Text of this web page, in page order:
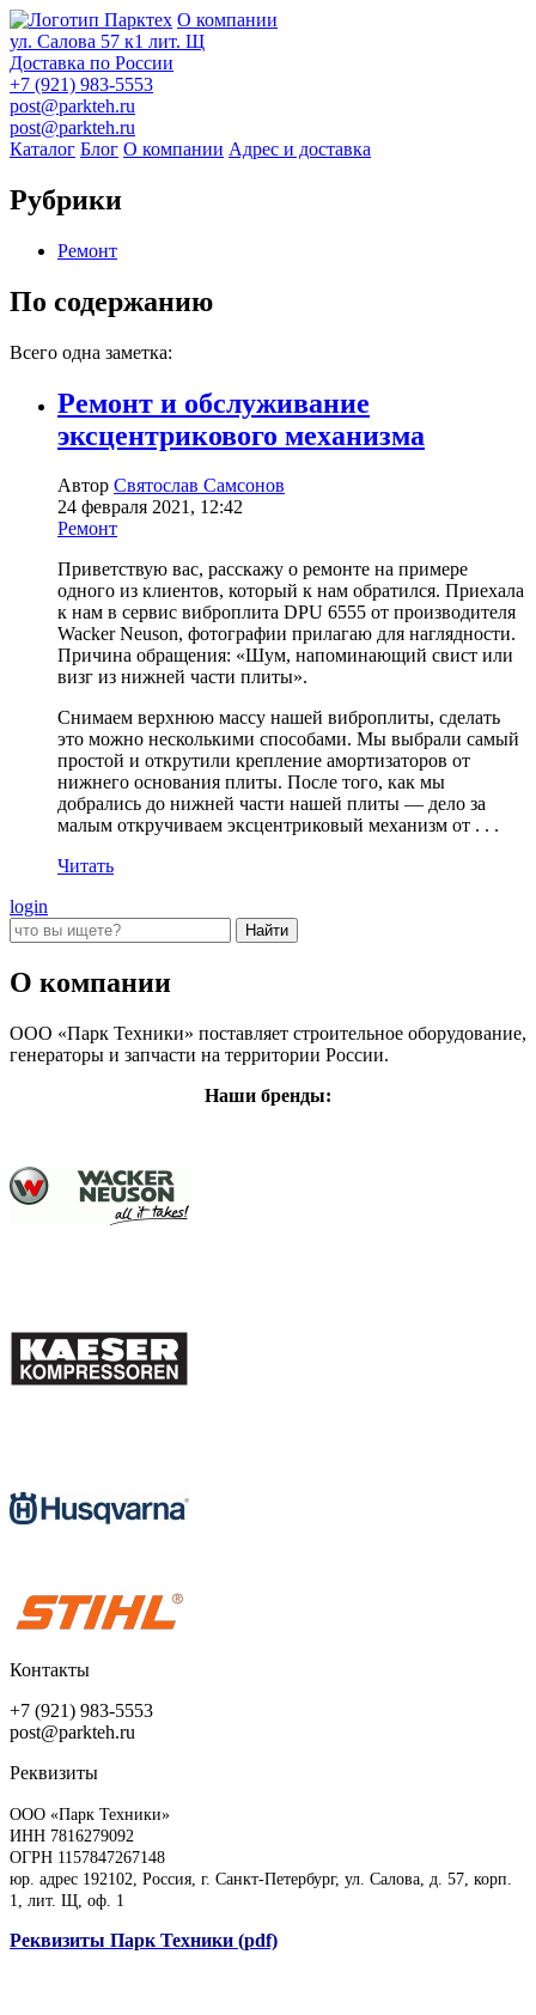
О компании
ул. Салова 57 к1 лит. Щ
Доставка по России
+7 (921) 983-5553
post@parkteh.ru
post@parkteh.ru
Каталог Блог О компании Адрес и доставка
Рубрики
Ремонт
По содержанию
Всего одна заметка:
Ремонт и обслуживание
эксцентрикового механизма
Автор Святослав Самсонов
24 февраля 2021, 12:42
Ремонт
Приветствую вас, расскажу о ремонте на примере
одного из клиентов, который к нам обратился. Приехала
к нам в сервис виброплита DPU 6555 от производителя
Wacker Neuson, фотографии прилагаю для наглядности.
Причина обращения: «Шум, напоминающий свист или
визг из нижней части плиты».
Снимаем верхнюю массу нашей виброплиты, сделать
это можно несколькими способами. Мы выбрали самый
простой и открутили крепление амортизаторов от
нижнего основания плиты. После того, как мы
добрались до нижней части нашей плиты — дело за
малым откручиваем эксцентриковый механизм от . . .
Читать
login
О компании
ООО «Парк Техники» поставляет строительное оборудование,
генераторы и запчасти на территории России.
Наши бренды:
Контакты
+7 (921) 983-5553
post@parkteh.ru
Реквизиты
ООО «Парк Техники»
ИНН 7816279092
ОГРН 1157847267148
юр. адрес 192102, Россия, г. Санкт-Петербург, ул. Салова, д. 57, корп.
1, лит. Щ, оф. 1
Реквизиты Парк Техники (pdf)